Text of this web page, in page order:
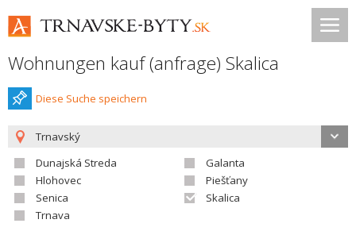
Wohnungen kauf (anfrage) Skalica
Diese Suche speichern
Trnavský
Dunajská Streda
Galanta
Hlohovec
Piešťany
Senica
Skalica
Trnava